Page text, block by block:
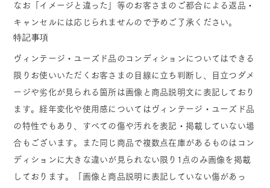
なお「イメージと違った」等のお客さまのご都合による返品・
キャンセルには応じられませんので予めご了承ください。
特記事項
ヴィンテージ・ユーズド品のコンディションについてはできる
限りお使いいただくお客さまの目線に立ち判断し、目立つダメ
ージや劣化が見られる箇所は画像と商品説明文に表記しており
ます。経年変化や使用感についてはヴィンテージ・ユーズド品
の特性でもあり、すべての傷や汚れを表記・掲載していない場
合もございます。また同じ商品で複数点在庫があるものはコン
ディションに大きな違いが見られない限り1点のみ画像を掲載
しております。「画像と商品説明に表記していない傷があっ